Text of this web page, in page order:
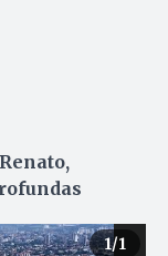
1/1